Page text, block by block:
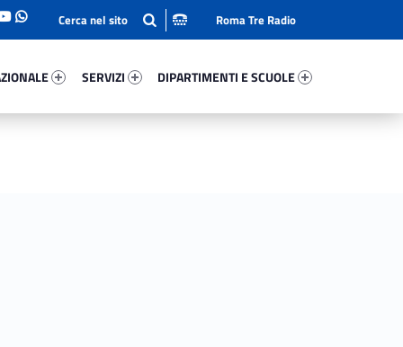
SERVIZI
DIPARTIMENTI E SCUOLE
Roma Tre Radio